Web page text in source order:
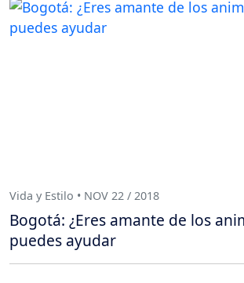
Vida y Estilo • NOV 22 / 2018
Bogotá: ¿Eres amante de los
puedes ayudar